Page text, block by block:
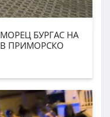
БУРГАС НА
ПРИМОРСКО